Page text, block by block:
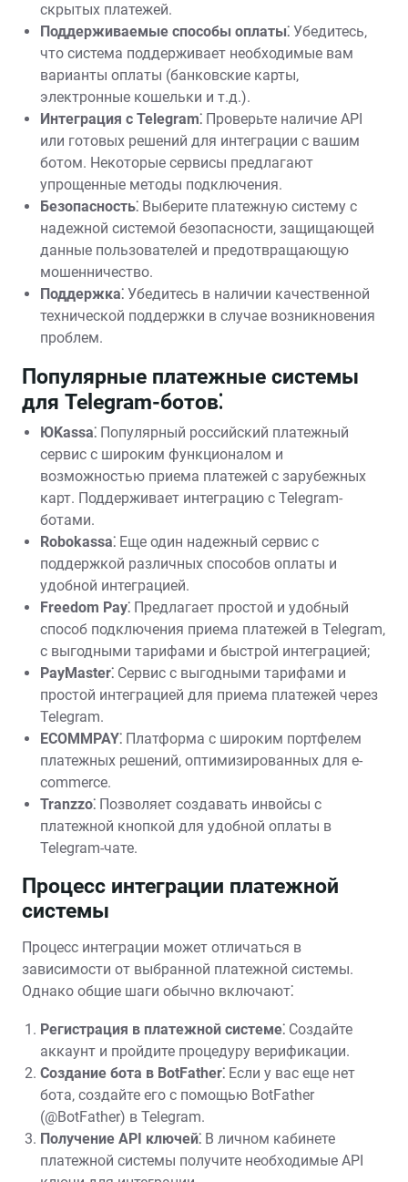
скрытых платежей.
Поддерживаемые способы оплаты⁚ Убедитесь‚
что система поддерживает необходимые вам
варианты оплаты (банковские карты‚
электронные кошельки и т.д.).
Интеграция с Telegram⁚ Проверьте наличие API
или готовых решений для интеграции с вашим
ботом. Некоторые сервисы предлагают
упрощенные методы подключения.
Безопасность⁚ Выберите платежную систему с
надежной системой безопасности‚ защищающей
данные пользователей и предотвращающую
мошенничество.
Поддержка⁚ Убедитесь в наличии качественной
технической поддержки в случае возникновения
проблем.
Популярные платежные системы
для Telegram-ботов⁚
ЮKassa⁚ Популярный российский платежный
сервис с широким функционалом и
возможностью приема платежей с зарубежных
карт. Поддерживает интеграцию с Telegram-
ботами.
Robokassa⁚ Еще один надежный сервис с
поддержкой различных способов оплаты и
удобной интеграцией.
Freedom Pay⁚ Предлагает простой и удобный
способ подключения приема платежей в Telegram‚
с выгодными тарифами и быстрой интеграцией;
PayMaster⁚ Сервис с выгодными тарифами и
простой интеграцией для приема платежей через
Telegram.
ECOMMPAY⁚ Платформа с широким портфелем
платежных решений‚ оптимизированных для e-
commerce.
Tranzzo⁚ Позволяет создавать инвойсы с
платежной кнопкой для удобной оплаты в
Telegram-чате.
Процесс интеграции платежной
системы
Процесс интеграции может отличаться в
зависимости от выбранной платежной системы.
Однако общие шаги обычно включают⁚
Регистрация в платежной системе⁚ Создайте
аккаунт и пройдите процедуру верификации.
Создание бота в BotFather⁚ Если у вас еще нет
бота‚ создайте его с помощью BotFather
(@BotFather) в Telegram.
Получение API ключей⁚ В личном кабинете
платежной системы получите необходимые API